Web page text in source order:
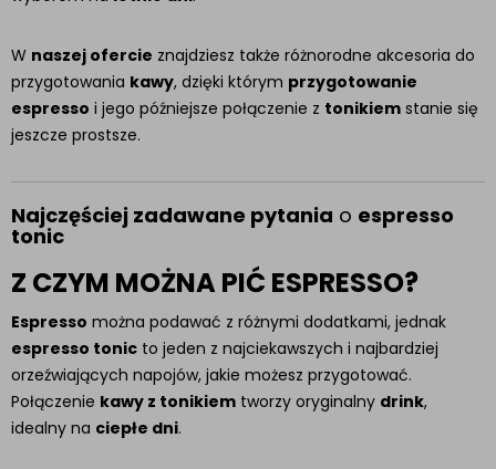
W naszej ofercie znajdziesz także różnorodne akcesoria do
przygotowania kawy, dzięki którym przygotowanie
espresso i jego późniejsze połączenie z tonikiem stanie się
jeszcze prostsze.
Najczęściej zadawane pytania o espresso
tonic
Z CZYM MOŻNA PIĆ ESPRESSO?
Espresso można podawać z różnymi dodatkami, jednak
espresso tonic to jeden z najciekawszych i najbardziej
orzeźwiających napojów, jakie możesz przygotować.
Połączenie kawy z tonikiem tworzy oryginalny drink,
idealny na ciepłe dni.